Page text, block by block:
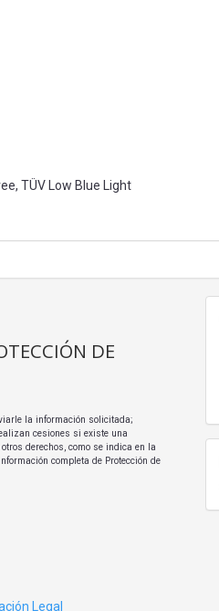
TÜV Low Blue Light
DE
la información solicitada;
cesiones si existe una
derechos, como se indica en la
completa de Protección de
Legal